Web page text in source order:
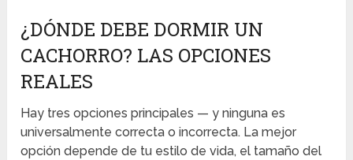
¿DÓNDE DEBE DORMIR UN
CACHORRO? LAS OPCIONES
REALES
Hay tres opciones principales — y ninguna es
universalmente correcta o incorrecta. La mejor
opción depende de tu estilo de vida, el tamaño del